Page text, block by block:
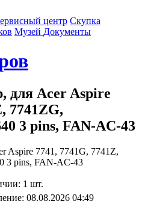
центр Cкупка
Музей Документы
для Acer Aspire
7741ZG,
3 pins, FAN-AC-43
1 шт.
08.08.2026 04:49